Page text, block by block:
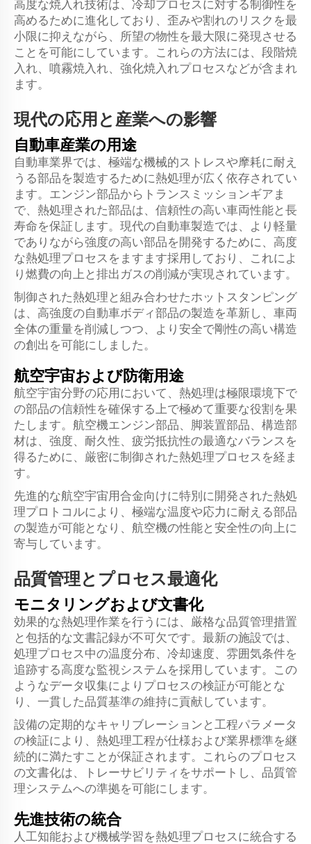
高度な焼入れ技術は、冷却プロセスに対する制御性を
高めるために進化しており、歪みや割れのリスクを最
小限に抑えながら、所望の物性を最大限に発現させる
ことを可能にしています。これらの方法には、段階焼
入れ、噴霧焼入れ、強化焼入れプロセスなどが含まれ
ます。
現代の応用と産業への影響
自動車産業の用途
自動車業界では、極端な機械的ストレスや摩耗に耐え
うる部品を製造するために熱処理が広く依存されてい
ます。エンジン部品からトランスミッションギアま
で、熱処理された部品は、信頼性の高い車両性能と長
寿命を保証します。現代の自動車製造では、より軽量
でありながら強度の高い部品を開発するために、高度
な熱処理プロセスをますます採用しており、これによ
り燃費の向上と排出ガスの削減が実現されています。
制御された熱処理と組み合わせたホットスタンピング
は、高強度の自動車ボディ部品の製造を革新し、車両
全体の重量を削減しつつ、より安全で剛性の高い構造
の創出を可能にしました。
航空宇宙および防衛用途
航空宇宙分野の応用において、熱処理は極限環境下で
の部品の信頼性を確保する上で極めて重要な役割を果
たします。航空機エンジン部品、脚装置部品、構造部
材は、強度、耐久性、疲労抵抗性の最適なバランスを
得るために、厳密に制御された熱処理プロセスを経ま
す。
先進的な航空宇宙用合金向けに特別に開発された熱処
理プロトコルにより、極端な温度や応力に耐える部品
の製造が可能となり、航空機の性能と安全性の向上に
寄与しています。
品質管理とプロセス最適化
モニタリングおよび文書化
効果的な熱処理作業を行うには、厳格な品質管理措置
と包括的な文書記録が不可欠です。最新の施設では、
処理プロセス中の温度分布、冷却速度、雰囲気条件を
追跡する高度な監視システムを採用しています。この
ようなデータ収集によりプロセスの検証が可能とな
り、一貫した品質基準の維持に貢献しています。
設備の定期的なキャリブレーションと工程パラメータ
の検証により、熱処理工程が仕様および業界標準を継
続的に満たすことが保証されます。これらのプロセス
の文書化は、トレーサビリティをサポートし、品質管
理システムへの準拠を可能にします。
先進技術の統合
人工知能および機械学習を熱処理プロセスに統合する